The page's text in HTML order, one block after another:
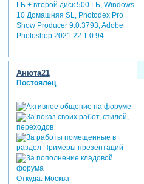
ГБ + второй диск 500 ГБ, Windows
10 Домашняя SL, Photodex Pro
Show Producer 9.0.3793, Adobe
Photoshop 2021 22.1.0.94
Анюта21
Постоялец
Откуда:Москва